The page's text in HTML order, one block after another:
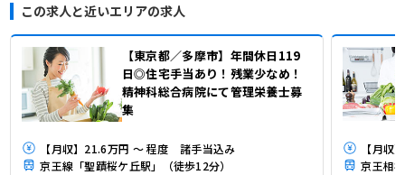
この求人と近いエリアの求人
【東京都／多摩市】年間休日119
日◎住宅手当あり！残業少なめ！
精神科総合病院にて管理栄養士募
集
【月収】21.6万円 ～ 程度 諸手当込み
京王線「聖蹟桜ケ丘駅」（徒歩12分）
【月収
京王相